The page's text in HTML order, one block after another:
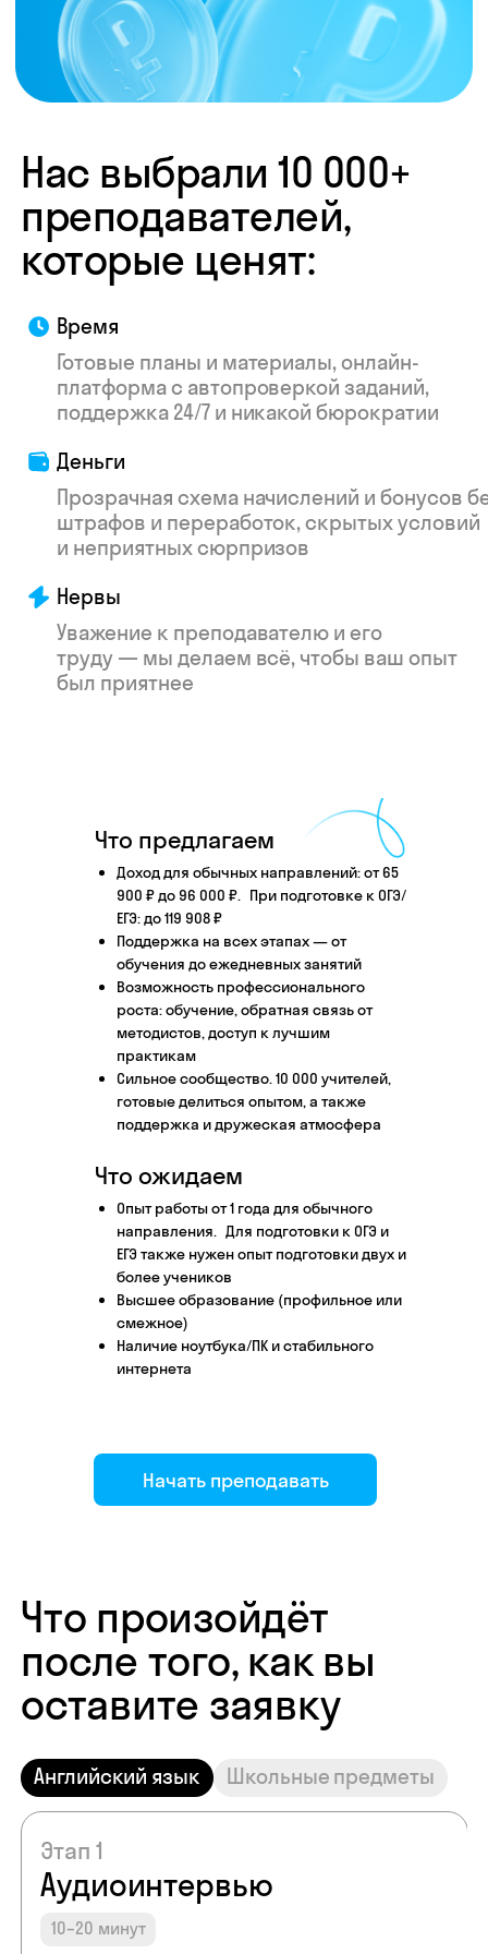
был приятнее
Что предлагаем
Начать преподавать
Что ожидаем
Доход для обычных направлений: от 65
900 ₽ до 96 000 ₽. При подготовке к ОГЭ/
ЕГЭ: до 119 908 ₽
Поддержка на всех этапах — от
обучения до ежедневных занятий
Возможность профессионального
роста: обучение, обратная связь от
методистов, доступ к лучшим
практикам
Сильное сообщество. 10 000 учителей,
готовые делиться опытом, а также
поддержка и дружеская атмосфера
Опыт работы от 1 года для обычного
направления. Для подготовки к ОГЭ и
ЕГЭ также нужен опыт подготовки двух и
более учеников
Высшее образование (профильное или
смежное)
Наличие ноутбука/ПК и стабильного
интернета
после того, как вы
оставите заявку
Английский язык Школьные предметы
Аудиоинтервью
10–20 минут
Отвечаете по-английски на 4 вопроса
о вашем образовании и опыте
Начать преподавать